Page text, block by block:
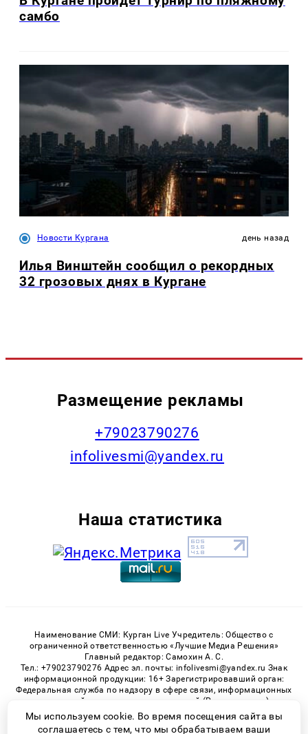
самбо
Новости Кургана день назад
Илья Винштейн сообщил о рекордных
32 грозовых днях в Кургане
Размещение рекламы
+79023790276
infolivesmi@yandex.ru
Наша статистика
Наименование СМИ: Курган Live Учредитель: Общество с
ограниченной ответственностью «Лучшие Медиа Решения»
Главный редактор: Самохин А. С.
Тел.: +79023790276 Адрес эл. почты: infolivesmi@yandex.ru Знак
информационной продукции: 16+ Зарегистрировавший орган:
Федеральная служба по надзору в сфере связи, информационных
технологий и массовых коммуникаций (Роскомнадзор)
Регистрационный номер СМИ ЭЛ № ФС 77 - 82535 от 21.01.2022
Мы используем cookie. Во время посещения сайта вы
соглашаетесь с тем, что мы обрабатываем ваши